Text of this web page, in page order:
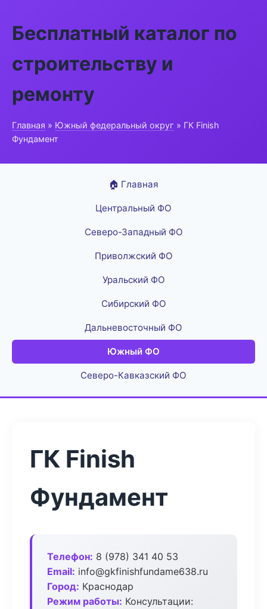
Бесплатный каталог по
строительству и
ремонту
Главная » Южный федеральный округ » ГК Finish
Фундамент
🏠 Главная
Центральный ФО
Северо-Западный ФО
Приволжский ФО
Уральский ФО
Сибирский ФО
Дальневосточный ФО
Южный ФО
Северо-Кавказский ФО
ГК Finish
Фундамент
Телефон: 8 (978) 341 40 53
Email: info@gkfinishfundame638.ru
Город: Краснодар
Режим работы: Консультации: